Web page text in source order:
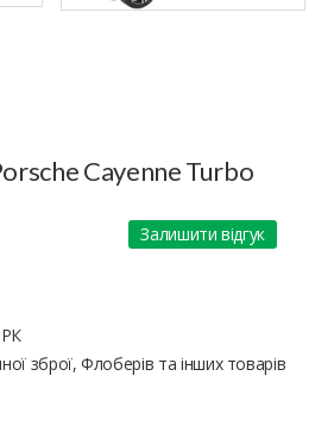
Cayenne Turbo
Залишити відгук
зброї, Флоберів та інших товарів